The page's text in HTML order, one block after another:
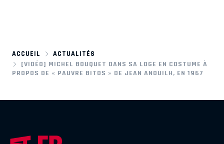
ACCUEIL
ACTUALITÉS
[VIDÉO] MICHEL BOUQUET DANS SA LOGE EN COSTUME À
PROPOS DE « PAUVRE BITOS » DE JEAN ANOUILH, EN 1967